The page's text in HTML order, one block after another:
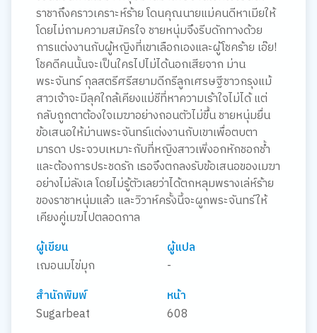
ราชาถึงคราวเคราะห์ร้าย โดนคุณนายแม่คนดีหาเมียให้
โดยไม่ถามความสมัครใจ ชายหนุ่มจึงรีบดักทางด้วย
การแต่งงานกับผู้หญิงที่เขาเลือกเองและผู้โชคร้าย เอ๊ย!
โชคดีคนนั้นจะเป็นใครไปไม่ได้นอกเสียจาก ม่าน
พระจันทร์ กุลสตรีศรีสยามดีกรีลูกเศรษฐีชาวกรุงแม้
สาวเจ้าจะมีลุคใกล้เคียงแม่ชีที่หาความเร้าใจไม่ได้ แต่
กลับถูกตาต้องใจเมฆาอย่างถอนตัวไม่ขึ้น ชายหนุ่มยื่น
ข้อเสนอให้ม่านพระจันทร์แต่งงานกับเขาเพื่อตบตา
มารดา ประจวบเหมาะกับที่หญิงสาวเพิ่งอกหักชอกช้ำ
และต้องการประชดรัก เธอจึงตกลงรับข้อเสนอของเมฆา
อย่างไม่ลังเล โดยไม่รู้ตัวเลยว่าได้ตกหลุมพรางเล่ห์ร้าย
ของราชาหนุ่มแล้ว และวิวาห์ครั้งนี้จะผูกพระจันทร์ให้
เคียงคู่เมฆไปตลอดกาล
ผู้เขียน
เฌอนมไข่มุก
ผู้แปล
-
สำนักพิมพ์
Sugarbeat
หน้า
608